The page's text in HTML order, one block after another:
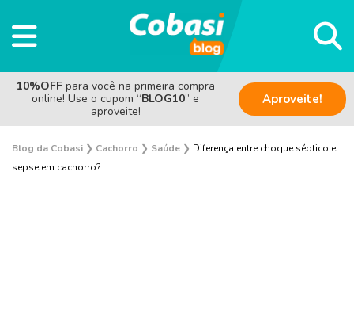
10%OFF para você na primeira compra
online! Use o cupom “BLOG10” e
aproveite!
Aproveite!
Blog da Cobasi ❯ Cachorro ❯ Saúde ❯ Diferença entre choque séptico e
sepse em cachorro?